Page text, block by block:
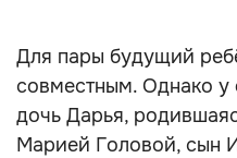
Для пары будущий
совместным. Однако у
дочь Дарья,
Марией Головой, сын